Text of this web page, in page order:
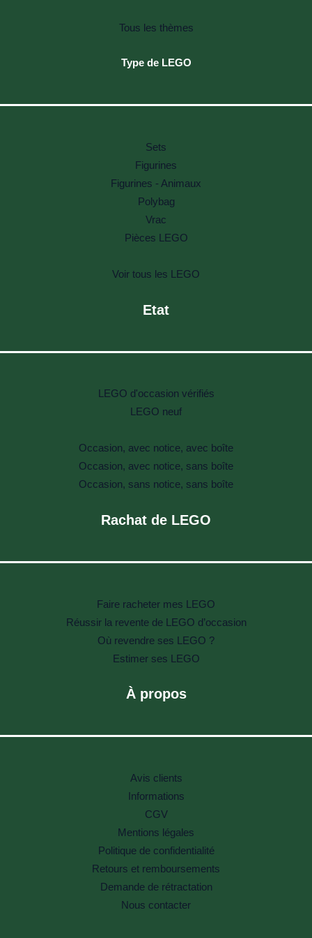
Tous les thèmes
Type de LEGO
Sets
Figurines
Figurines - Animaux
Polybag
Vrac
Pièces LEGO
Voir tous les LEGO
Etat
LEGO d'occasion vérifiés
LEGO neuf
Occasion, avec notice, avec boîte
Occasion, avec notice, sans boîte
Occasion, sans notice, sans boîte
Rachat de LEGO
Faire racheter mes LEGO
Réussir la revente de LEGO d’occasion
Où revendre ses LEGO ?
Estimer ses LEGO
À propos
Avis clients
Informations
CGV
Mentions légales
Politique de confidentialité
Retours et remboursements
Demande de rétractation
Nous contacter